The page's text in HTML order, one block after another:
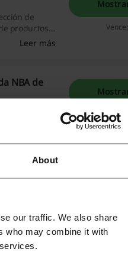
About
our traffic. We also share
who may combine it with
de
productos
Leer más
NBA de